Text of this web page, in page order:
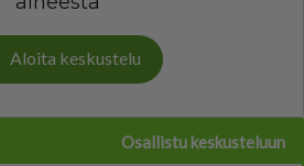
Aloita keskustelu
Osallistu keskusteluun